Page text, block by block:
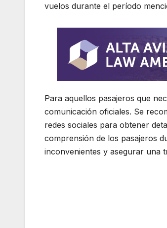
vuelos durante el período
Para aquellos pasajeros que
comunicación oficiales. Se
redes sociales para obtener
comprensión de los pasajeros
inconvenientes y asegurar una